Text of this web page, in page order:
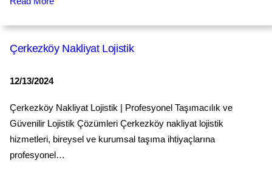
Çerkezköy Nakliyat Lojistik
12/13/2024
Çerkezköy Nakliyat Lojistik | Profesyonel Taşımacılık ve
Güvenilir Lojistik Çözümleri Çerkezköy nakliyat lojistik
hizmetleri, bireysel ve kurumsal taşıma ihtiyaçlarına
profesyonel…